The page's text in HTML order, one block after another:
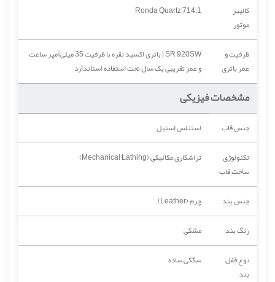
کالیبر
موتور
Ronda Quartz 714.1
ظرفیت و
عمر باتری
SR 920SW | باتری اکسید نقره با ظرفیت 35 میلی‌آمپر ساعت
و عمر تقریبی یک سال تحت استفاده استاندارد
مشخصات فیزیکی
جنس قاب
استنلس استیل
تکنولوژی
ساخت قاب
تراشکاری مکانیکی (Mechanical Lathing)
جنس بند
چرم (Leather)
رنگ بند
مشکی
نوع قفل
بند
سگکی ساده